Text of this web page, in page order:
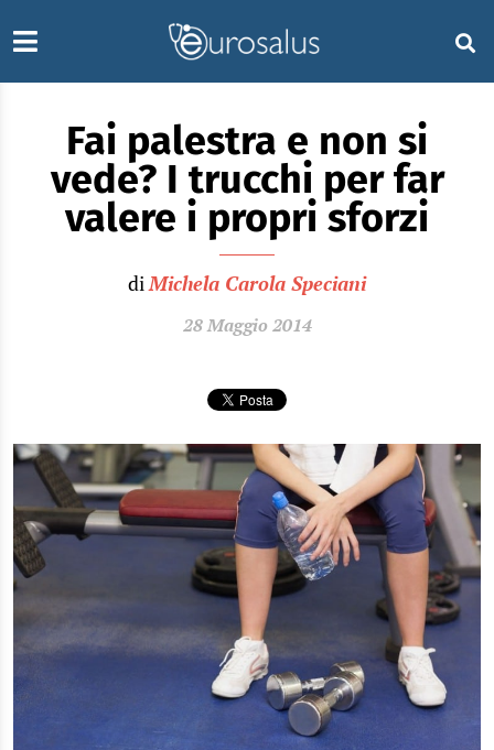
Fai palestra e non si
vede? I trucchi per far
valere i propri sforzi
diMichela Carola Speciani
28 Maggio 2014